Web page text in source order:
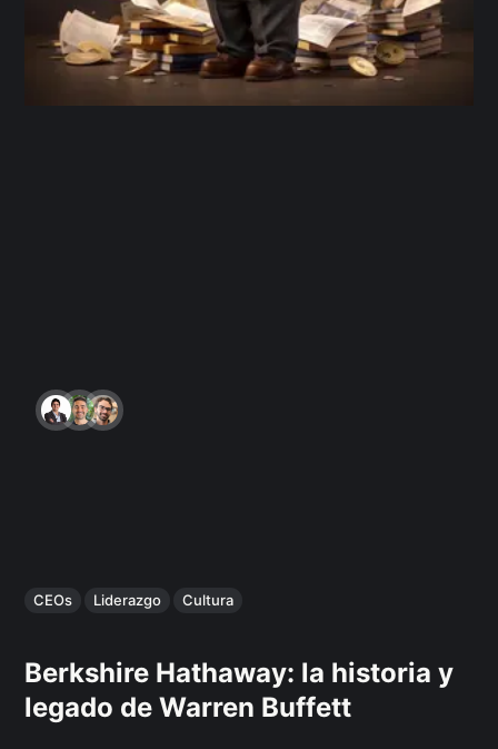
CEOs Liderazgo Cultura
Berkshire Hathaway: la historia y
legado de Warren Buffett